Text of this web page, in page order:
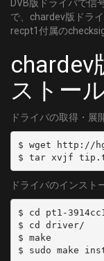
DVB版ドライバで信
で、chardev版ドラ
recpt1付属の
chardev
ストー
ドライバの取得・展
$ wget http://
$ tar xvjf
ドライバのインスト
$ cd pt1-
$ cd driver/
$ make
$ sudo make